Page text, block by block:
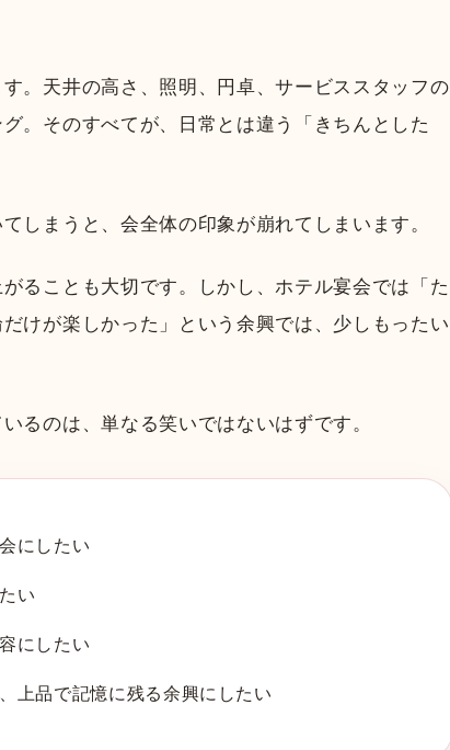
。天井の高さ、照明、円卓、サービススタッフの
。そのすべてが、日常とは違う「きちんとした
しまうと、会全体の印象が崩れてしまいます。
ることも大切です。しかし、ホテル宴会では「た
けが楽しかった」という余興では、少しもったい
るのは、単なる笑いではないはずです。
にしたい
い
にしたい
上品で記憶に残る余興にしたい